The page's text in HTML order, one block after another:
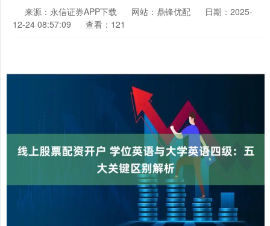
来源：永信证券APP下载 网站：鼎锋优配
日期：2025-
12-24 08:57:09
查看：121